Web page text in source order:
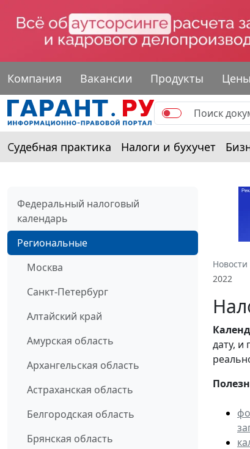
Компания Вакансии Продукты Цены
Судебная практика Налоги и бухучет
Федеральный налоговый
календарь
Региональные
Москва
Санкт-Петербург
Алтайский край
Амурская область
Архангельская область
Астраханская область
Белгородская область
Брянская область
2022
дату, и